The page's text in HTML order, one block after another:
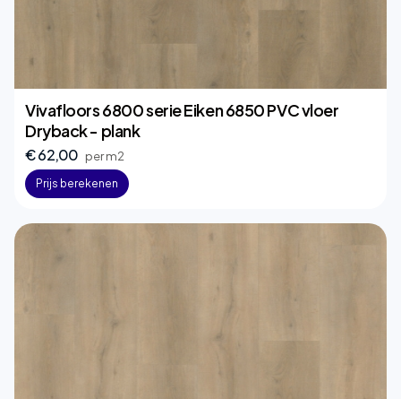
Vivafloors 6800 serie Eiken 6850 PVC vloer
Dryback - plank
€ 62,00 per m2
Prijs berekenen